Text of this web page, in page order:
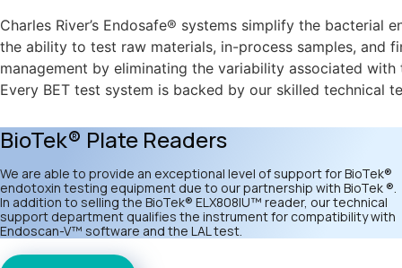
Charles River’s Endosafe® systems simplify the
the ability to test raw materials, in-process samples, and
management by eliminating the variability associated
Every BET test system is backed by our skilled technical
BioTek® Plate Readers
We are able to provide an exceptional level of support for BioTek®
endotoxin testing equipment due to our partnership with BioTek ®.
In addition to selling the BioTek® ELX808IU™ reader, our technical
support department qualifies the instrument for compatibility with
Endoscan-V™ software and the LAL test.